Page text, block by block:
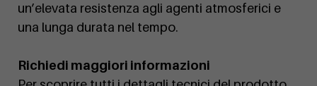
un’elevata resistenza agli agenti atmosferici e
una lunga durata nel tempo.
Richiedi maggiori informazioni